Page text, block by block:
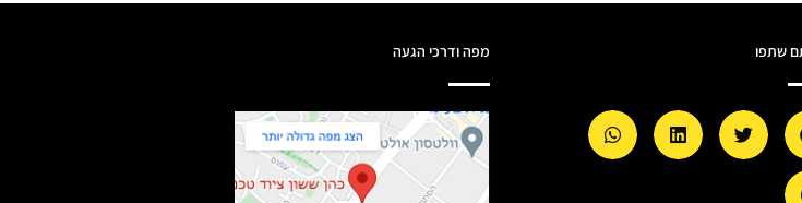
שתפו מפה ודרכי הגעה